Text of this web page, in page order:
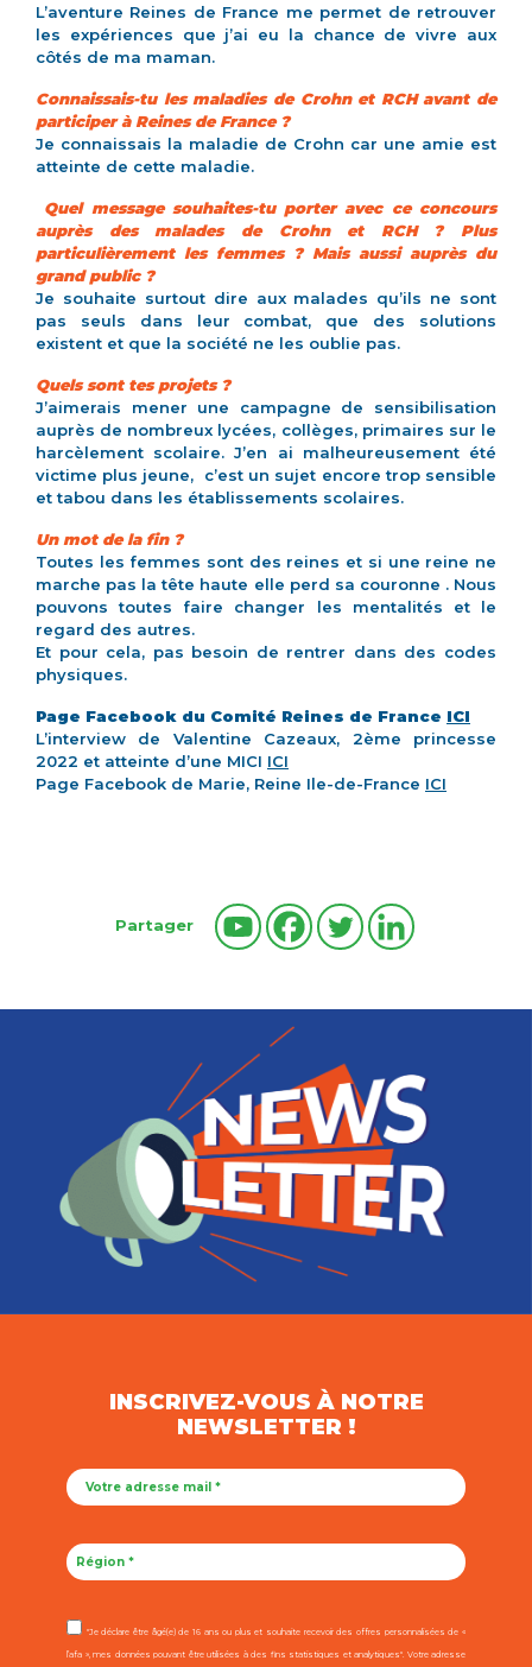
L’aventure Reines de France me permet de retrouver
les expériences que j’ai eu la chance de vivre aux
côtés de ma maman.
Connaissais-tu les maladies de Crohn et RCH avant de
participer à Reines de France ?
Je connaissais la maladie de Crohn car une amie est
atteinte de cette maladie.
Quel message souhaites-tu porter avec ce concours
auprès des malades de Crohn et RCH ? Plus
particulièrement les femmes ? Mais aussi auprès du
grand public ?
Je souhaite surtout dire aux malades qu’ils ne sont
pas seuls dans leur combat, que des solutions
existent et que la société ne les oublie pas.
Quels sont tes projets ?
J’aimerais mener une campagne de sensibilisation
auprès de nombreux lycées, collèges, primaires sur le
harcèlement scolaire. J’en ai malheureusement été
victime plus jeune, c’est un sujet encore trop sensible
et tabou dans les établissements scolaires.
Un mot de la fin ?
Toutes les femmes sont des reines et si une reine ne
marche pas la tête haute elle perd sa couronne . Nous
pouvons toutes faire changer les mentalités et le
regard des autres.
Et pour cela, pas besoin de rentrer dans des codes
physiques.
Page Facebook du Comité Reines de France ICI
L’interview de Valentine Cazeaux, 2ème princesse
2022 et atteinte d’une MICI ICI
Page Facebook de Marie, Reine Ile-de-France ICI
Partager
INSCRIVEZ-VOUS À NOTRE
NEWSLETTER !
"Je déclare être âgé(e) de 16 ans ou plus et souhaite recevoir des offres personnalisées de «
l’afa », mes données pouvant être utilisées à des fins statistiques et analytiques". Votre adresse